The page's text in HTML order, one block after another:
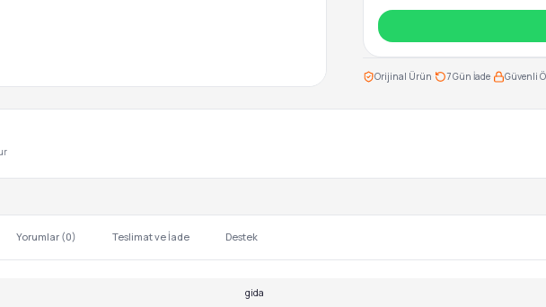
Orijinal Ürün 7 Gün İade Güvenli
Yorumlar (0) Teslimat ve İade Destek
gida